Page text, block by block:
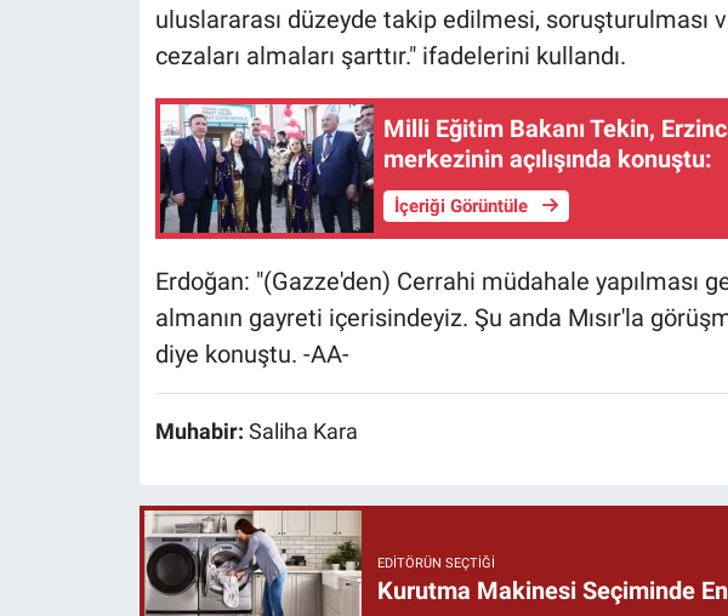
uluslararası düzeyde takip edilmesi, soruşturulması
cezaları almaları şarttır." ifadelerini kullandı.
Milli Eğitim Bakanı Tekin,
merkezinin açılışında konuştu:
İçeriği Görüntüle
Erdoğan: "(Gazze'den) Cerrahi müdahale yapılması
almanın gayreti içerisindeyiz. Şu anda Mısır'la
diye konuştu. -AA-
Muhabir: Saliha Kara
EDITÖRÜN SEÇTIĞI
Kurutma Makinesi Seçiminde